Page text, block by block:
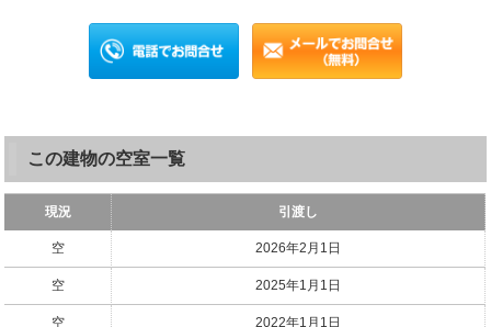
この建物の空室一覧
現況 引渡し
空 2026年2月1日
空 2025年1月1日
空 2022年1月1日